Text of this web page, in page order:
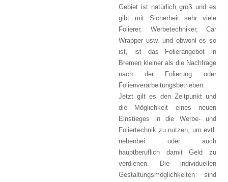
Gebiet ist natürlich groß und es
gibt mit Sicherheit sehr viele
Folierer, Werbetechniker, Car
Wrapper usw. und obwohl es so
ist, ist das Folierangebot in
Bremen kleiner als die Nachfrage
nach der Folierung oder
Folienverarbeitungsbetrieben.
Jetzt gilt es den Zeitpunkt und
die Möglichkeit eines neuen
Einstieges in die Werbe- und
Foliertechnik zu nutzen, um evtl.
nebenbei oder auch
hauptberuflich damit Geld zu
verdienen. Die individuellen
Gestaltungsmöglichkeiten sind